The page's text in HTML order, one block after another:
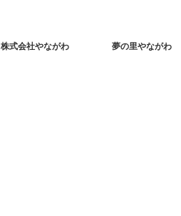
株式会社やながわ 夢の里やながわ